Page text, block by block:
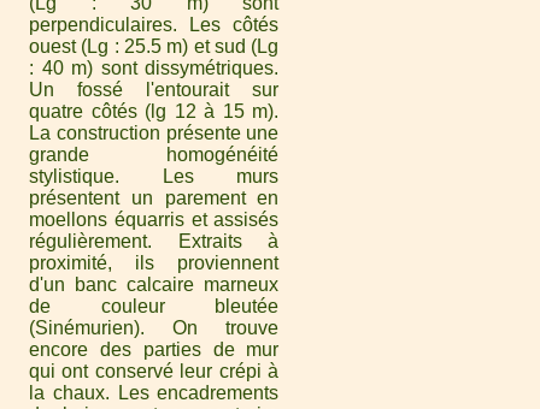
perpendiculaires. Les côtés
ouest (Lg : 25.5 m) et sud (Lg
: 40 m) sont dissymétriques.
Un fossé l'entourait sur
quatre côtés (lg 12 à 15 m).
La construction présente une
grande homogénéité
stylistique. Les murs
présentent un parement en
moellons équarris et assisés
régulièrement. Extraits à
proximité, ils proviennent
d'un banc calcaire marneux
de couleur bleutée
(Sinémurien). On trouve
encore des parties de mur
qui ont conservé leur crépi à
la chaux. Les encadrements